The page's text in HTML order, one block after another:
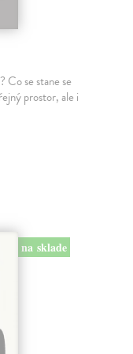
Co se stane se
prostor, ale i
na sklade